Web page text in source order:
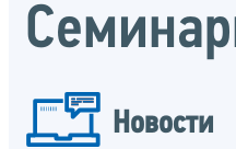
Новости